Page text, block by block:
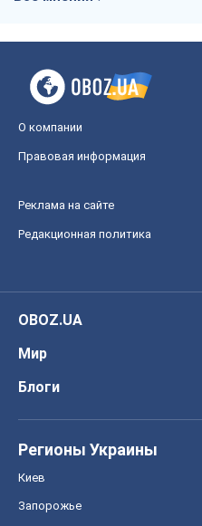
О компании
Правовая информация
Реклама на сайте
Редакционная политика
OBOZ.UA
Мир
Блоги
Регионы Украины
Киев
Запорожье